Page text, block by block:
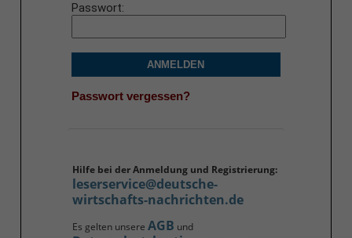
Passwort
ANMELDEN
Passwort vergessen?
Hilfe bei der Anmeldung und Registrierung:
leserservice@deutsche-
wirtschafts-nachrichten.de
Es gelten unsere AGB und